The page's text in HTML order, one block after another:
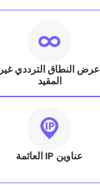
عرض النطاق الترددي غير
المقيد
عناوين IP العائمة